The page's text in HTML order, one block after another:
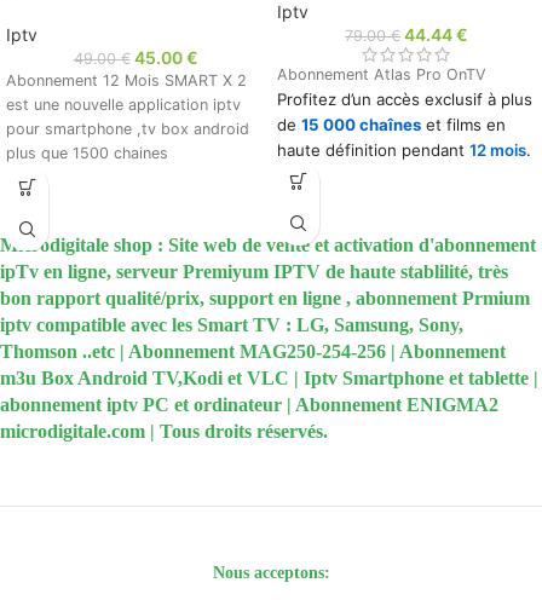
Iptv
49.00€ 45.00€
Abonnement 12 Mois SMART X 2
est une nouvelle application iptv
pour smartphone ,tv box android
plus que 1500 chaines
Code livré sur le champs par email.
Iptv
79.00€ 44.44€
Abonnement Atlas Pro OnTV
Profitez d’un accès exclusif à plus
de 15 000 chaînes et films en
haute définition pendant 12 mois.
Compatible avec
IBO Player
sur Smart TV et autres appareils.
Activation instantanée, support
client 7j/7 viaWhatsAppetemail.
livraison rapide de vos
identifiants.
Changement de serveur
facilement en cas de blocage
Microdigitale shop : Site web de vente et activation d'abonnement
ipTv en ligne, serveur Premiyum IPTV de haute stablilité, très
bon rapport qualité/prix, support en ligne , abonnement Prmium
iptv compatible avec les Smart TV : LG, Samsung, Sony,
Thomson ..etc | Abonnement MAG250-254-256 | Abonnement
m3u Box Android TV,Kodi et VLC | Iptv Smartphone et tablette |
abonnement iptv PC et ordinateur | Abonnement ENIGMA2
microdigitale.com | Tous droits réservés.
Nous acceptons: